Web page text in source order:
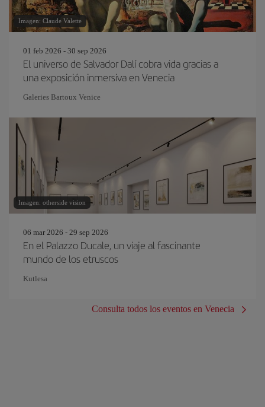
Imagen: Claude Valette
01 feb 2026 - 30 sep 2026
El universo de Salvador Dalí cobra vida gracias a
una exposición inmersiva en Venecia
Galeries Bartoux Venice
Imagen: otherside vision
06 mar 2026 - 29 sep 2026
En el Palazzo Ducale, un viaje al fascinante
mundo de los etruscos
Kutlesa
Consulta todos los eventos en Venecia